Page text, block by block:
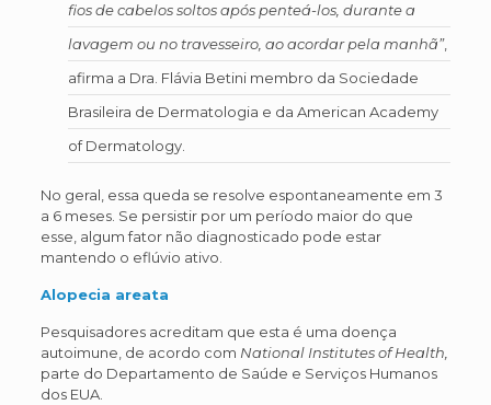
fios de cabelos soltos após penteá-los, durante a
lavagem ou no travesseiro, ao acordar pela manhã”,
afirma a Dra. Flávia Betini membro da Sociedade
Brasileira de Dermatologia e da American Academy
of Dermatology.
No geral, essa queda se resolve espontaneamente em 3
a 6 meses. Se persistir por um período maior do que
esse, algum fator não diagnosticado pode estar
mantendo o eflúvio ativo.
Alopecia areata
Pesquisadores acreditam que esta é uma doença
autoimune, de acordo com National Institutes of Health,
parte do Departamento de Saúde e Serviços Humanos
dos EUA.